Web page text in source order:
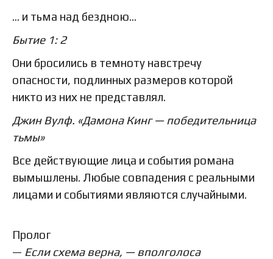
... и тьма над бездною...
Бытие 1: 2
Они бросились в темноту навстречу
опасности, подлинных размеров которой
никто из них не представлял.
Джин Вулф. «Дамона Кинг — победительница
тьмы»
Все действующие лица и события романа
вымышлены. Любые совпадения с реальными
лицами и событиями являются случайными.
Пролог
— Если схема верна, — вполголоса